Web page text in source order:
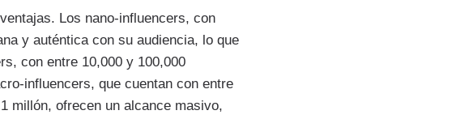
Los nano-influencers, con
y auténtica con su audiencia, lo que
con entre 10,000 y 100,000
influencers, que cuentan con entre
millón, ofrecen un alcance masivo,